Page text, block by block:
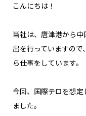
こんにちは！
当社は、唐津港から
出を行っていますの
ら仕事をしています。
今回、国際テロを想
ました。